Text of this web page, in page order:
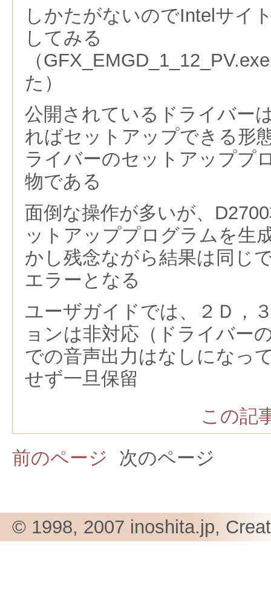
しかたがないのでIntelサイ
してみる
（
た）
公開されているドライバー
ればセットアップできる形
ライバーのセットアッププ
物である
面倒な操作が多いが、
ットアッププログラムを生
かし残念ながら結果は同じ
エラーとなる
ユーザガイドでは、２Ｄ，
ョンは非対応（ドライバー
での音声出力はなしになっ
せず一旦保留
この記
前のページ
次のページ
© 1998, 2007 inoshita.jp,